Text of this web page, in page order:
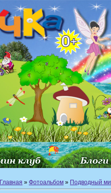
Главная » Фотоальбом » Подводный